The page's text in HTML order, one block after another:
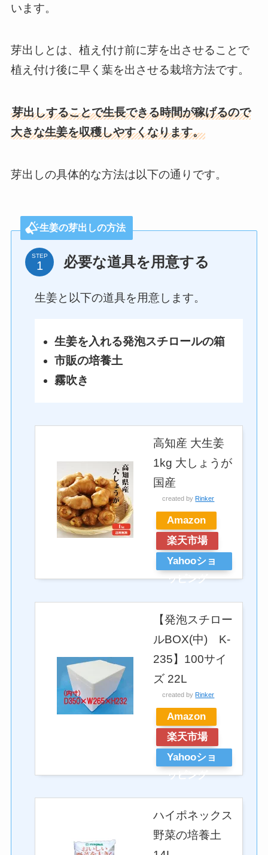
います。
芽出しとは、植え付け前に芽を出させることで
植え付け後に早く葉を出させる栽培方法です。
芽出しすることで生長できる時間が稼げるので
大きな生姜を収穫しやすくなります。
芽出しの具体的な方法は以下の通りです。
生姜の芽出しの方法
STEP 必要な道具を用意する
生姜と以下の道具を用意します。
生姜を入れる発泡スチロールの箱
市販の培養土
霧吹き
高知産 大生姜
1kg 大しょうが
国産
created by Rinker
Amazon
楽天市場
Yahooショ
ッピング
【発泡スチロー
ルBOX(中) K-
235】100サイ
ズ 22L
created by Rinker
Amazon
楽天市場
Yahooショ
ッピング
ハイポネックス
野菜の培養土